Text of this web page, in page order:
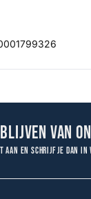
van
aan en schrijf je dan